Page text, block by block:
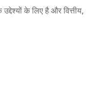
के लिए है और वित्तीय,